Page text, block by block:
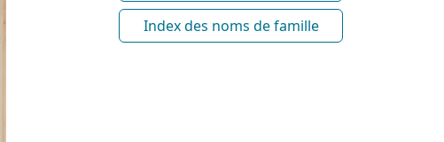
Index des noms de famille